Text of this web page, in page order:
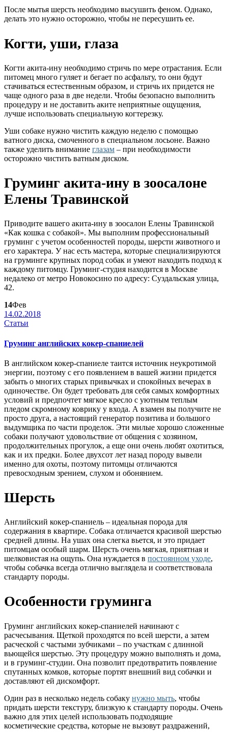
После мытья шерсть необходимо высушить феном. Однако,
делать это нужно осторожно, чтобы не пересушить ее.
Когти, уши, глаза
Когти акита-ину необходимо стричь по мере отрастания. Если
питомец много гуляет и бегает по асфальту, то они будут
стачиваться естественным образом, и стричь их придется не
чаще одного раза в две недели. Чтобы безопасно выполнить
процедуру и не доставить аките неприятные ощущения,
лучше использовать специальную когтерезку.
Уши собаке нужно чистить каждую неделю с помощью
ватного диска, смоченного в специальном лосьоне. Важно
также уделить внимание глазам – при необходимости
осторожно чистить ватным диском.
Груминг акита-ину в зоосалоне
Елены Травинской
Приводите вашего акита-ину в зоосалон Елены Травинской
«Как кошка с собакой». Мы выполним профессиональный
груминг с учетом особенностей породы, шерсти животного и
его характера. У нас есть мастера, которые специализируются
на груминге крупных пород собак и умеют находить подход к
каждому питомцу. Груминг-студия находится в Москве
недалеко от метро Новокосино по адресу: Суздальская улица,
42.
14Фев
14.02.2018
Статьи
Груминг английских кокер-спаниелей
В английском кокер-спаниеле таится источник неукротимой
энергии, поэтому с его появлением в вашей жизни придется
забыть о многих старых привычках и спокойных вечерах в
одиночестве. Он будет требовать для себя самых комфортных
условий и предпочтет мягкое кресло с уютным теплым
пледом скромному коврику у входа. А взамен вы получите не
просто друга, а настоящий генератор позитива и большого
выдумщика по части проделок. Эти милые хорошо сложенные
собаки получают удовольствие от общения с хозяином,
продолжительных прогулок, а еще они очень любят охотиться,
как и их предки. Более двухсот лет назад породу вывели
именно для охоты, поэтому питомцы отличаются
превосходным зрением, слухом и обонянием.
Шерсть
Английский кокер-спаниель – идеальная порода для
содержания в квартире. Собака отличается красивой шерстью
средней длины. На ушах она слегка вьется, и это придает
питомцам особый шарм. Шерсть очень мягкая, приятная и
шелковистая на ощупь. Она нуждается в постоянном уходе,
чтобы собачка всегда отлично выглядела и соответствовала
стандарту породы.
Особенности груминга
Груминг английских кокер-спаниелей начинают с
расчесывания. Щеткой проходятся по всей шерсти, а затем
расческой с частыми зубчиками – по участкам с длинной
вьющейся шерстью. Эту процедуру можно выполнять и дома,
и в груминг-студии. Она позволит предотвратить появление
спутанных комков, которые портят внешний вид собачки и
доставляют ей дискомфорт.
Один раз в несколько недель собаку нужно мыть, чтобы
придать шерсти текстуру, близкую к стандарту породы. Очень
важно для этих целей использовать подходящие
косметические средства, которые не вызовут раздражений,